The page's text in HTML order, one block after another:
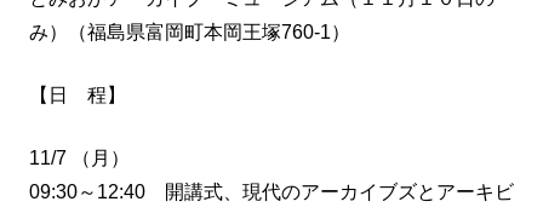
み）（福島県富岡町本岡王塚760-1）
【日 程】
11/7 （月）
09:30～12:40 開講式、現代のアーカイブズとアーキビ